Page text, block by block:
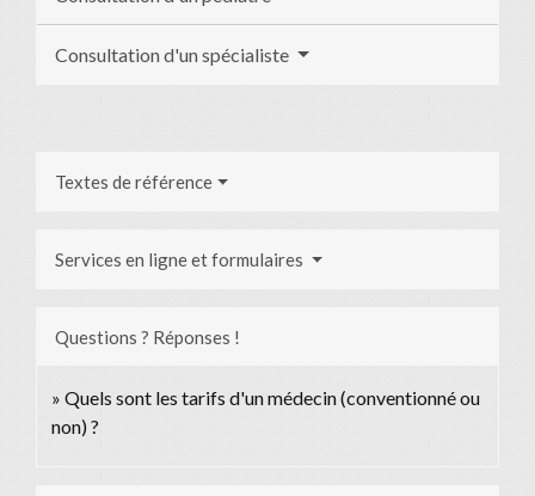
Consultation d'un spécialiste
Textes de référence
Services en ligne et formulaires
Questions ? Réponses !
Quels sont les tarifs d'un médecin (conventionné ou
non) ?